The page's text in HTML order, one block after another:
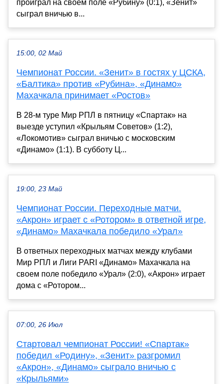
проиграл на своем поле «Рубину» (0:1), «Зенит»
сыграл вничью в...
15:00, 02 Май
Чемпионат России. «Зенит» в гостях у ЦСКА,
«Балтика» против «Рубина», «Динамо»
Махачкала принимает «Ростов»
В 28-м туре Мир РПЛ в пятницу «Спартак» на
выезде уступил «Крыльям Советов» (1:2),
«Локомотив» сыграл вничью с московским
«Динамо» (1:1). В субботу Ц...
19:00, 23 Май
Чемпионат России. Переходные матчи.
«Акрон» играет с «Ротором» в ответной игре,
«Динамо» Махачкала победило «Урал»
В ответных переходных матчах между клубами
Мир РПЛ и Лиги PARI «Динамо» Махачкала на
своем поле победило «Урал» (2:0), «Акрон» играет
дома с «Ротором...
07:00, 26 Июл
Стартовал чемпионат России! «Спартак»
победил «Родину», «Зенит» разгромил
«Акрон», «Динамо» сыграло вничью с
«Крыльями»